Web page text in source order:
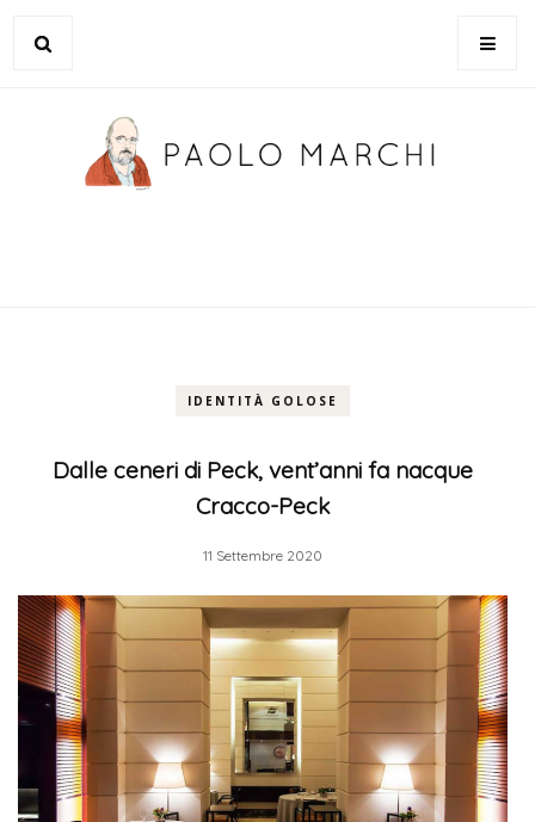
IDENTITÀ GOLOSE
Dalle ceneri di Peck, vent’anni fa nacque
Cracco-Peck
11 Settembre 2020